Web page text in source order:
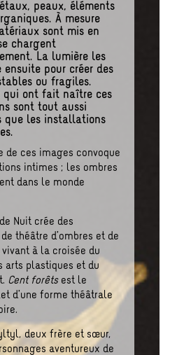
peaux, éléments
À mesure
sont mis en
chargent
La lumière les
ensuite pour créer des
ou fragiles.
qui ont fait naître ces
sont tout aussi
que les installations
de ces images convoque
intimes ; les ombres
dans le monde
Nuit crée des
théâtre d’ombres et de
à la croisée du
arts plastiques et du
Cent forêtsest le
d’une forme théâtrale
deux frère et sœur,
aventureux de